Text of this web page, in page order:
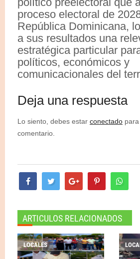
proceso electoral de
República Dominicana,
a sus resultados una
estratégica particular
políticos, económicos y
comunicacionales del
Deja una respuesta
Lo siento, debes estar conectado
comentario.
ARTICULOS RELACIONADOS
LOCALES